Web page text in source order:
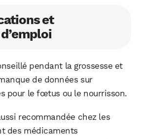
et
pendant la grossesse et
de données sur
pour le fœtus ou le nourrisson.
recommandée chez les
des médicaments